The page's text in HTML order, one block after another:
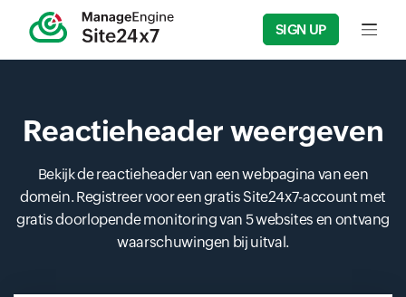
SIGN UP Input
Reactieheader weergeven
Bekijk de reactieheader van een webpagina van een
domein. Registreer voor een gratis Site24x7-account met
gratis doorlopende monitoring van 5 websites en ontvang
waarschuwingen bij uitval.